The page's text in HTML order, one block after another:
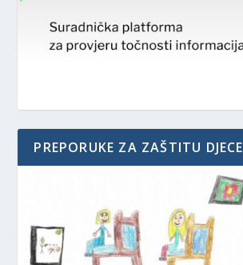
PREPORUKE ZA ZAŠTITU DJECE